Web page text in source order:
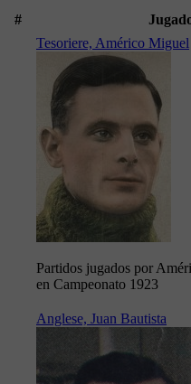
#
Tesoriere, Américo Miguel
Partidos jugados por
en Campeonato 1923
Anglese, Juan Bautista